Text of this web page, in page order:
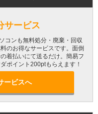
サービス
コンも無料処分・廃棄・回収
のお得なサービスです。面倒
着払いにて送るだけ。簡易フ
ポイント200ptもらえます！
ービスへ